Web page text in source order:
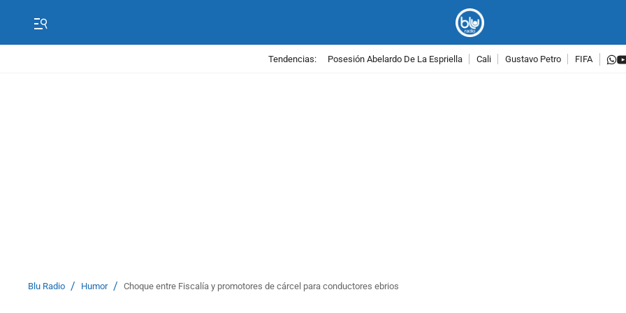
Tendencias: Posesión Abelardo De La Espriella Cali Gustavo Petro FIFA
Blu Radio / Humor / Choque entre Fiscalía y promotores de cárcel para conductores ebrios